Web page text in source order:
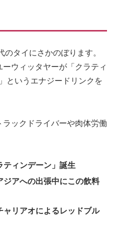
タイにさかのぼります。
ウィッタヤーが「クラティ
というエナジードリンクを
ックドライバーや肉体労働
ティンデーン」誕生
ジアへの出張中にこの飲料
ャリアオによるレッドブル